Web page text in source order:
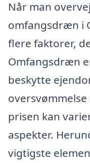
Når man
omfangsdræn i
flere faktorer,
Omfangsdræn
beskytte
prisen kan
aspekter.
vigtigste